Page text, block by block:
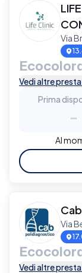
Via
Vedi altre
Prima
-
Al
Via
Vedi altre